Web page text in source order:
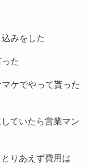
みをした
た
ケでやって貰った
ていたら営業マン
りあえず費用は